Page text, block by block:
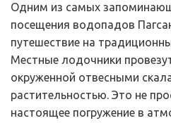
Одним из самых
посещения водопадов
путешествие на
Местные лодочники
окруженной отвесными
растительностью. Это не
настоящее погружение в